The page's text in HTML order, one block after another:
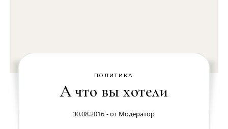
ПОЛИТИКА
А что вы хотели
30.08.2016 - от Модератор